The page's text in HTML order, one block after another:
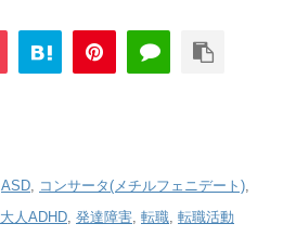
ASD, コンサータ(メチルフェニデート),
大人ADHD, 発達障害, 転職, 転職活動